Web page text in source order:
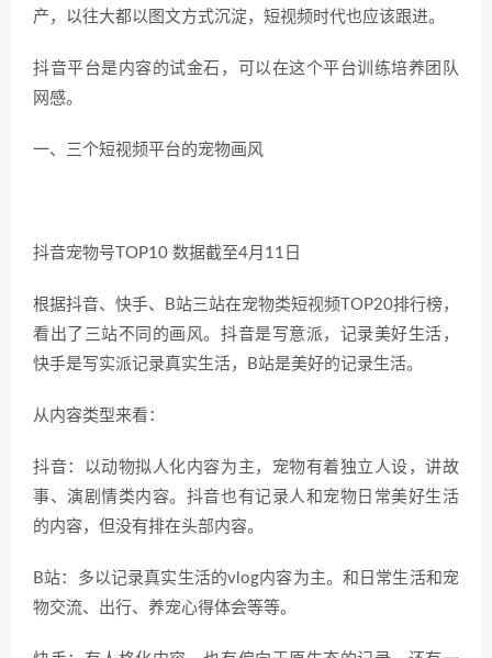
产，以往大都以图文方式沉淀，短视频时代也应该跟进。
抖音平台是内容的试金石，可以在这个平台训练培养团队
网感。
一、三个短视频平台的宠物画风
抖音宠物号TOP10 数据截至4月11日
根据抖音、快手、B站三站在宠物类短视频TOP20排行榜，
看出了三站不同的画风。抖音是写意派，记录美好生活，
快手是写实派记录真实生活，B站是美好的记录生活。
从内容类型来看：
抖音：以动物拟人化内容为主，宠物有着独立人设，讲故
事、演剧情类内容。抖音也有记录人和宠物日常美好生活
的内容，但没有排在头部内容。
B站：多以记录真实生活的vlog内容为主。和日常生活和宠
物交流、出行、养宠心得体会等等。